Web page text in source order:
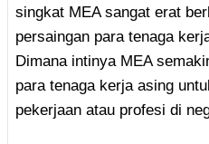
singkat MEA sangat erat
persaingan para tenaga
Dimana intinya MEA
para tenaga kerja asing
pekerjaan atau profesi di